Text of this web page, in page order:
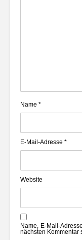
Name *
E-Mail-Adresse *
Website
Name, E-Mail-
nächsten Kommentar